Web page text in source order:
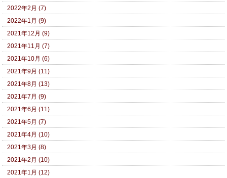
2022年2月 (7)
2022年1月 (9)
2021年12月 (9)
2021年11月 (7)
2021年10月 (6)
2021年9月 (11)
2021年8月 (13)
2021年7月 (9)
2021年6月 (11)
2021年5月 (7)
2021年4月 (10)
2021年3月 (8)
2021年2月 (10)
2021年1月 (12)